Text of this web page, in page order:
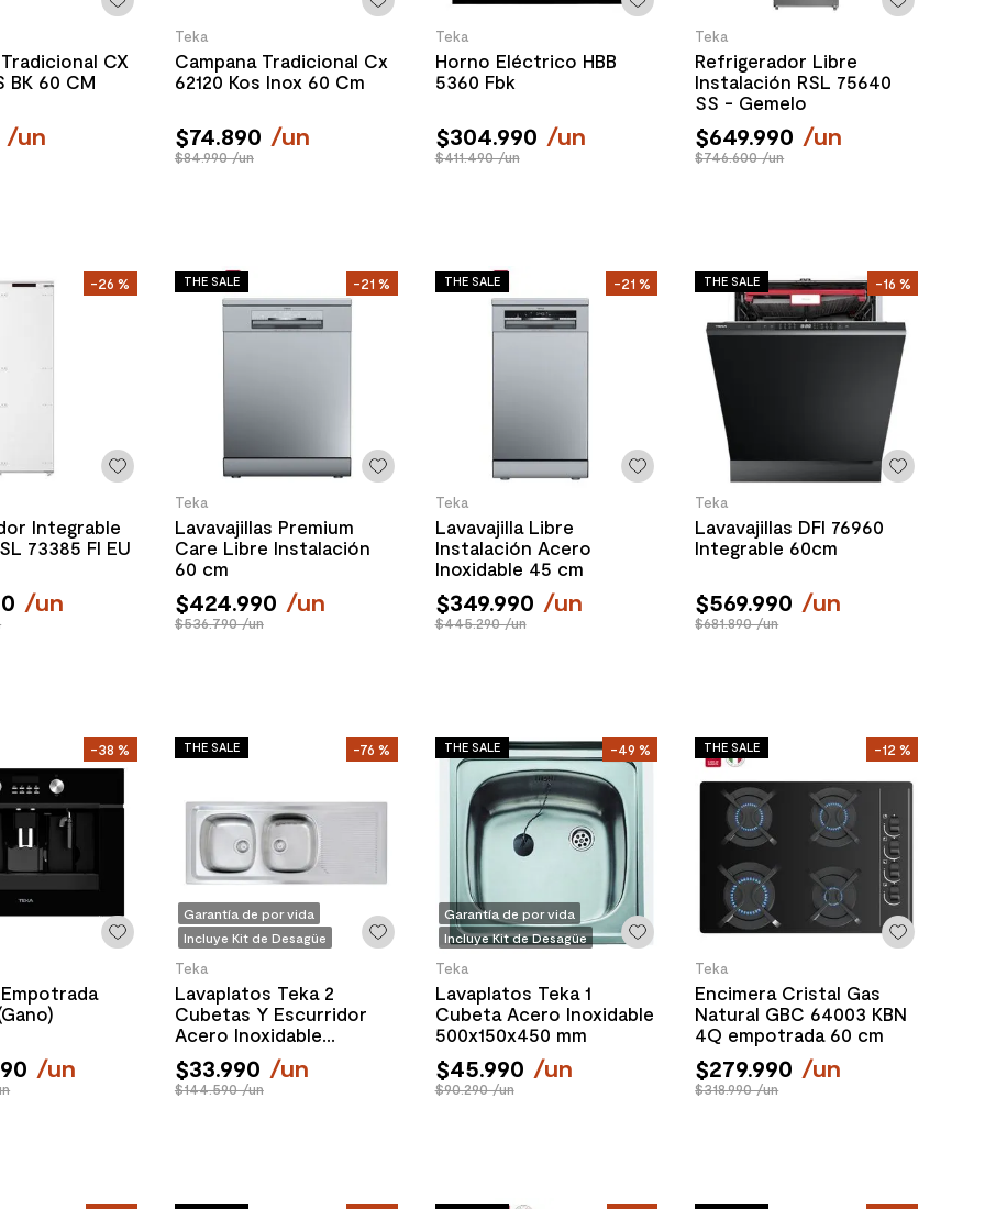
CX
BK 60 CM
/un
Teka
Campana Tradicional Cx
62120 Kos Inox 60 Cm
$74.890 /un
$84.990 /un
Teka
Horno Eléctrico HBB
5360 Fbk
$304.990 /un
$411.490 /un
Teka
Refrigerador Libre
Instalación RSL 75640
SS - Gemelo
$649.990 /un
$746.600 /un
-26 %
Integrable
73385 FI EU
/un
-21 %
THE SALE
Teka
Lavavajillas Premium
Care Libre Instalación
60 cm
$424.990 /un
$536.790 /un
-21 %
THE SALE
Teka
Lavavajilla Libre
Instalación Acero
Inoxidable 45 cm
$349.990 /un
$445.290 /un
-16 %
THE SALE
Teka
Lavavajillas DFI 76960
Integrable 60cm
$569.990 /un
$681.890 /un
-38 %
/un
-76 %
THE SALE
Garantía de por vida
Incluye Kit de Desagüe
Teka
Lavaplatos Teka 2
Cubetas Y Escurridor
Acero Inoxidable
1235x510x155 mm
$33.990 /un
$144.590 /un
-49 %
THE SALE
Garantía de por vida
Incluye Kit de Desagüe
Teka
Lavaplatos Teka 1
Cubeta Acero Inoxidable
500x150x450 mm
$45.990 /un
$90.290 /un
-12 %
THE SALE
Teka
Encimera Cristal Gas
Natural GBC 64003 KBN
4Q empotrada 60 cm
$279.990 /un
$318.990 /un